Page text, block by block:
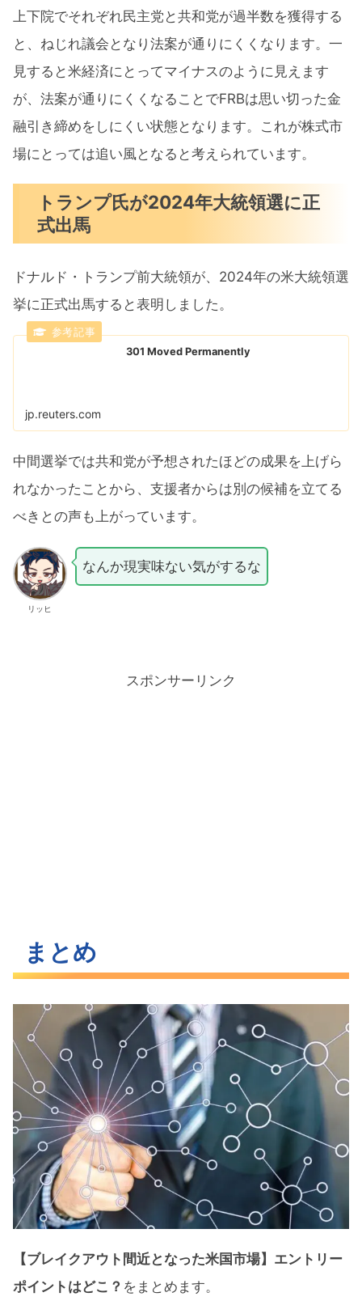
上下院でそれぞれ民主党と共和党が過半数を獲得する
と、ねじれ議会となり法案が通りにくくなります。一
見すると米経済にとってマイナスのように見えます
が、法案が通りにくくなることでFRBは思い切った金
融引き締めをしにくい状態となります。これが株式市
場にとっては追い風となると考えられています。
トランプ氏が2024年大統領選に正
式出馬
ドナルド・トランプ前大統領が、2024年の米大統領選
挙に正式出馬すると表明しました。
301 Moved Permanently
jp.reuters.com
中間選挙では共和党が予想されたほどの成果を上げら
れなかったことから、支援者からは別の候補を立てる
べきとの声も上がっています。
リッヒ
なんか現実味ない気がするな
スポンサーリンク
まとめ
【ブレイクアウト間近となった米国市場】エントリー
ポイントはどこ？ をまとめます。